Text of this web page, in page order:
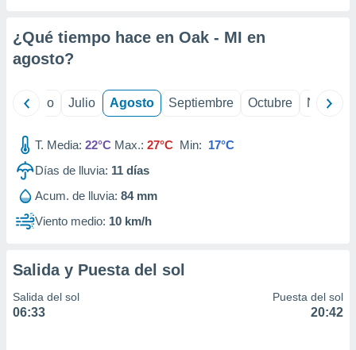
e
mediante
publicidad
publicidad
de
1199
¿Qué tiempo hace en Oak - MI en
agosto?
Junio Julio Agosto Septiembre Octubre
T. Media: 22°C Max.: 27°C Min: 17°C
Días de lluvia: 11 días
Acum. de lluvia: 84 mm
Viento medio: 10 km/h
Salida y Puesta del sol
Salida del sol
06:33
Puesta del sol
20:42